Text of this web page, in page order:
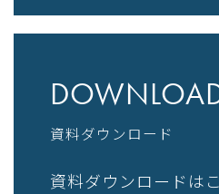
資料ダウンロード
資料ダウンロードは